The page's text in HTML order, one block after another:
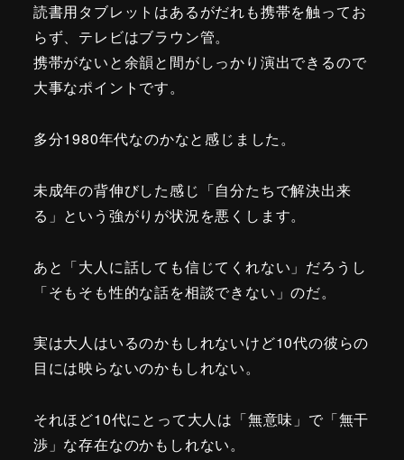
読書用タブレットはあるがだれも携帯を触ってお
らず、テレビはブラウン管。
携帯がないと余韻と間がしっかり演出できるので
大事なポイントです。
多分1980年代なのかなと感じました。
未成年の背伸びした感じ「自分たちで解決出来
る」という強がりが状況を悪くします。
あと「大人に話しても信じてくれない」だろうし
「そもそも性的な話を相談できない」のだ。
実は大人はいるのかもしれないけど10代の彼らの
目には映らないのかもしれない。
それほど10代にとって大人は「無意味」で「無干
渉」な存在なのかもしれない。